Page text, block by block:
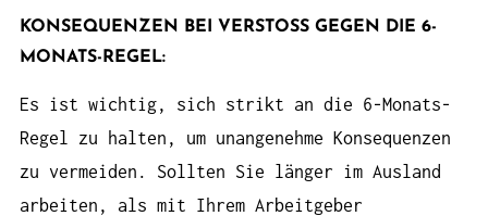
KONSEQUENZEN BEI VERSTOSS GEGEN DIE 6-M
ONATS-REGEL:
Es ist wichtig, sich strikt an die 6-Monats-
Regel zu halten, um unangenehme Konsequenzen
zu vermeiden. Sollten Sie länger im Ausland
arbeiten, als mit Ihrem Arbeitgeber